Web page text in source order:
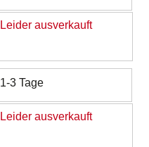
Leider ausverkauft
1-3 Tage
Leider ausverkauft